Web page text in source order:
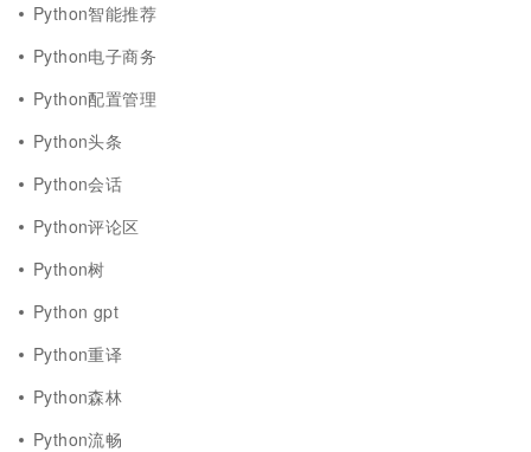
Python智能推荐
Python电子商务
Python配置管理
Python头条
Python会话
Python评论区
Python树
Python gpt
Python重译
Python森林
Python流畅